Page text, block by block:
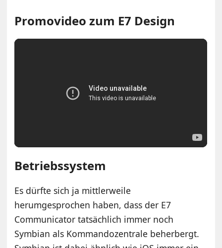
Promovideo zum E7 Design
Betriebssystem
Es dürfte sich ja mittlerweile
herumgesprochen haben, dass der E7
Communicator tatsächlich immer noch
Symbian als Kommandozentrale beherbergt.